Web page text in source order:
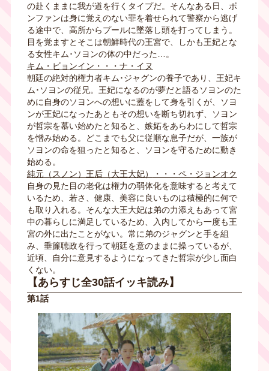
の赴くままに我が道を行くタイプだ。そんなある日、ボ
ンファンは身に覚えのない罪を着せられて警察から逃げ
る途中で、高所からプールに墜落し頭を打ってしまう。
目を覚ますとそこは朝鮮時代の王宮で、しかも王妃とな
る女性キム･ソヨンの体の中だった
。
キム・ビョンイン ・・・ ナ・イヌ
朝廷の絶対的権力者キム･ジャグンの養子であり、王妃キ
ム･ソヨンの従兄。王妃になるのが夢だと語るソヨンのた
めに自身のソヨンへの想いに蓋をして身を引くが、ソヨ
ンが王妃になったあともその想いを断ち切れず、ソヨン
が哲宗を慕い始めたと知ると、嫉妬をあらわにして哲宗
を憎み始める。どこまでも父に従順な息子だが、一族が
ソヨンの命を狙ったと知ると、ソヨンを守るために動き
始める。
純元（スノン）王后（大王大妃）
・・・ ペ・ジョンオク
自身の見た目の老化は権力の弱体化を意味すると考えて
いるため、若さ、健康、美容に良いものは積極的に何で
も取り入れる。そんな大王大妃は弟の力添えもあって宮
中の暮らしに満足しているため、入内してから一度も王
宮の外に出たことがない。常に弟のジャグンと手を組
み、垂簾聴政を行って朝廷を意のままに操っているが、
近頃、自分に意見するようになってきた哲宗が少し面白
くない。
【あらすじ全30話イッキ読み】
第1話